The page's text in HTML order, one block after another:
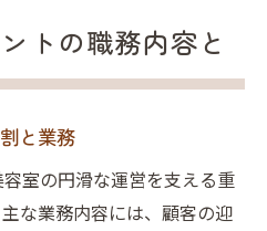
トの職務内容と
と業務
室の円滑な運営を支える重
な業務内容には、顧客の迎